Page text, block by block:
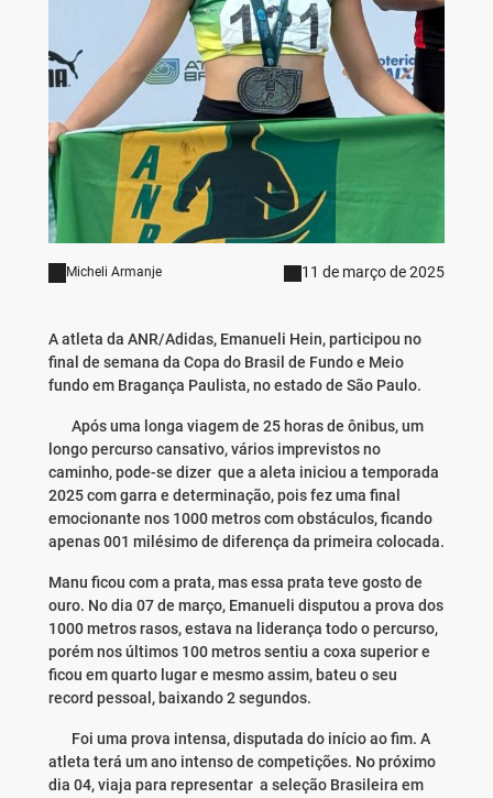
Micheli Armanje 11 de março de 2025
A atleta da ANR/Adidas, Emanueli Hein, participou no
final de semana da Copa do Brasil de Fundo e Meio
fundo em Bragança Paulista, no estado de São Paulo.
Após uma longa viagem de 25 horas de ônibus, um
longo percurso cansativo, vários imprevistos no
caminho, pode-se dizer que a aleta iniciou a temporada
2025 com garra e determinação, pois fez uma final
emocionante nos 1000 metros com obstáculos, ficando
apenas 001 milésimo de diferença da primeira colocada.
Manu ficou com a prata, mas essa prata teve gosto de
ouro. No dia 07 de março, Emanueli disputou a prova dos
1000 metros rasos, estava na liderança todo o percurso,
porém nos últimos 100 metros sentiu a coxa superior e
ficou em quarto lugar e mesmo assim, bateu o seu
record pessoal, baixando 2 segundos.
Foi uma prova intensa, disputada do início ao fim. A
atleta terá um ano intenso de competições. No próximo
dia 04, viaja para representar a seleção Brasileira em